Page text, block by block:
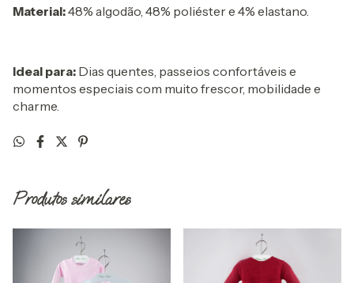
Material:48% algodão, 48% poliéster e 4% elastano.
Ideal para: Dias quentes, passeios confortáveis e
momentos especiais com muito frescor, mobilidade e
charme.
Produtos similares